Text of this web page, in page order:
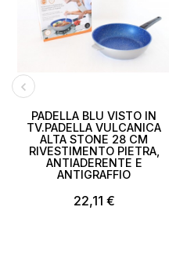
PADELLA BLU VISTO IN
TV.PADELLA VULCANICA
ALTA STONE 28 CM
RIVESTIMENTO PIETRA,
ANTIADERENTE E
ANTIGRAFFIO
22,11 €